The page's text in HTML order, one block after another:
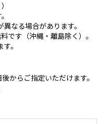
なる場合があります。
です（沖縄・離島除く）。
。
からご指定いただけます。